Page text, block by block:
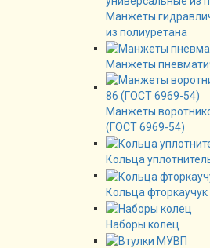
Манжеты
из полиуретана
Манжеты
Манжеты
(ГОСТ 6969-54)
Кольца
Кольца фторкаучук
Наборы колец